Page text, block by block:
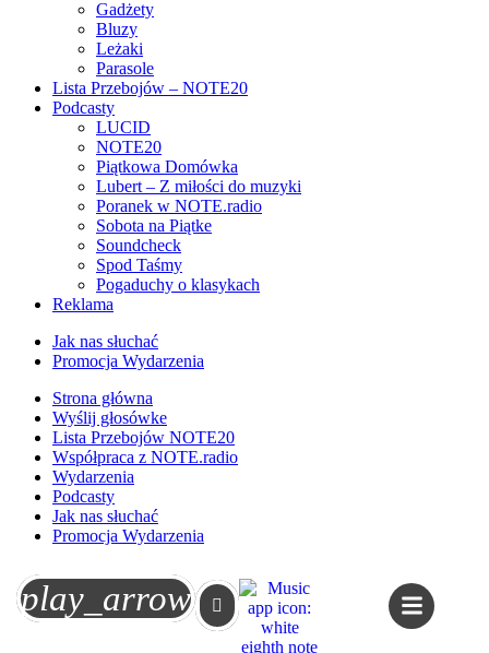
Gadżety
Bluzy
Leżaki
Parasole
Lista Przebojów – NOTE20
Podcasty
LUCID
NOTE20
Piątkowa Domówka
Lubert – Z miłości do muzyki
Poranek w NOTE.radio
Sobota na Piątke
Soundcheck
Spod Taśmy
Pogaduchy o klasykach
Reklama
Jak nas słuchać
Promocja Wydarzenia
Strona główna
Wyślij głosówke
Lista Przebojów NOTE20
Współpraca z NOTE.radio
Wydarzenia
Podcasty
Jak nas słuchać
Promocja Wydarzenia
play_arrow